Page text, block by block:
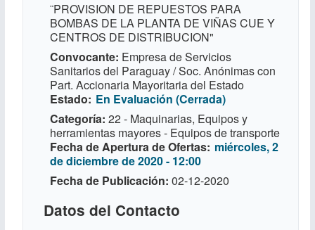
¨PROVISION DE REPUESTOS PARA
BOMBAS DE LA PLANTA DE VIÑAS CUE Y
CENTROS DE DISTRIBUCION"
Convocante Empresa de Servicios
Sanitarios del Paraguay / Soc. Anónimas con
Part. Accionaria Mayoritaria del Estado
Estado En Evaluación (Cerrada)
Categoría 22 - Maquinarias, Equipos y
herramientas mayores - Equipos de transporte
Fecha de Apertura de Ofertas miércoles, 2
de diciembre de 2020 - 12:00
Fecha de Publicación 02-12-2020
Datos del Contacto